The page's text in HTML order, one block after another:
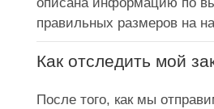
правильных размеров на
Как отследить мой
После того, как мы